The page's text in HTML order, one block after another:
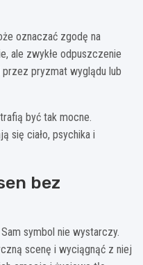
oznaczać zgodę na
ale zwykłe odpuszczenie
przez pryzmat wyglądu lub
być tak mocne.
się ciało, psychika i
bez
symbol nie wystarczy.
scenę i wyciągnąć z niej